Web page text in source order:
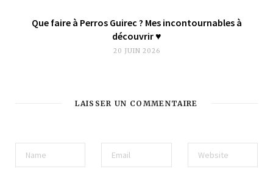
Que faire à Perros Guirec ? Mes incontournables à
découvrir ♥︎
20 JUIN 2026
LAISSER UN COMMENTAIRE